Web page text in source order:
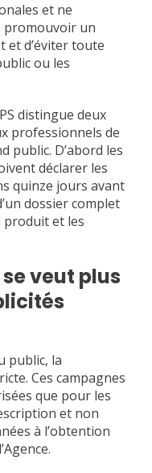
et ne
promouvoir un
et d’éviter toute
ou les
distingue deux
professionnels de
public. D’abord les
déclarer les
quinze jours avant
dossier complet
produit et les
veut plus
public, la
Ces campagnes
que pour les
et non
à l’obtention